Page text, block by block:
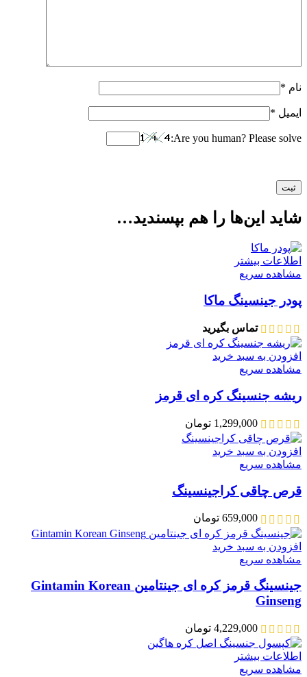
نام *
ایمیل *
Are you human? Please solve:
شاید این‌ها را هم بپسندید…
اطلاعات بیشتر
مشاهده سریع
پودر جینسینگ ماکا
تماس بگیرید
افزودن به سبد خرید
مشاهده سریع
ریشه جنسینگ کره ای قرمز
1,299,000 تومان
افزودن به سبد خرید
مشاهده سریع
قرص چاقی کراجینسینگ
659,000 تومان
افزودن به سبد خرید
مشاهده سریع
جینسینگ قرمز کره ای جینتامین Gintamin Korean
Ginseng
4,229,000 تومان
اطلاعات بیشتر
مشاهده سریع